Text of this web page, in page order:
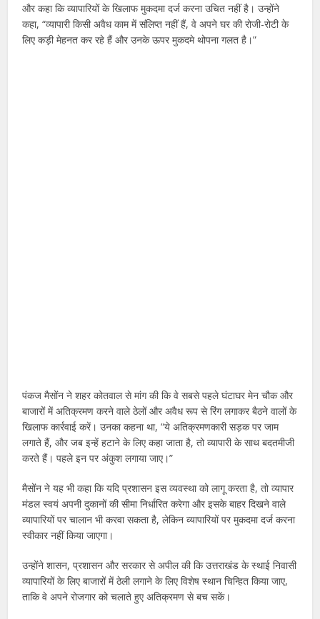
और कहा कि व्यापारियों के खिलाफ मुकदमा दर्ज करना उचित नहीं है। उन्होंने
कहा, “व्यापारी किसी अवैध काम में संलिप्त नहीं हैं, वे अपने घर की रोजी-रोटी के
लिए कड़ी मेहनत कर रहे हैं और उनके ऊपर मुकदमे थोपना गलत है।”
पंकज मैसोंन ने शहर कोतवाल से मांग की कि वे सबसे पहले घंटाघर मेन चौक और
बाजारों में अतिक्रमण करने वाले ठेलों और अवैध रूप से रिंग लगाकर बैठने वालों के
खिलाफ कार्रवाई करें। उनका कहना था, “ये अतिक्रमणकारी सड़क पर जाम
लगाते हैं, और जब इन्हें हटाने के लिए कहा जाता है, तो व्यापारी के साथ बदतमीजी
करते हैं। पहले इन पर अंकुश लगाया जाए।”
मैसोंन ने यह भी कहा कि यदि प्रशासन इस व्यवस्था को लागू करता है, तो व्यापार
मंडल स्वयं अपनी दुकानों की सीमा निर्धारित करेगा और इसके बाहर दिखने वाले
व्यापारियों पर चालान भी करवा सकता है, लेकिन व्यापारियों पर मुकदमा दर्ज करना
स्वीकार नहीं किया जाएगा।
उन्होंने शासन, प्रशासन और सरकार से अपील की कि उत्तराखंड के स्थाई निवासी
व्यापारियों के लिए बाजारों में ठेली लगाने के लिए विशेष स्थान चिन्हित किया जाए,
ताकि वे अपने रोजगार को चलाते हुए अतिक्रमण से बच सकें।